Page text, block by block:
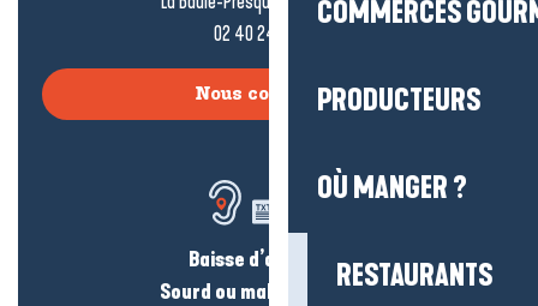
COMMERCES
PRODUCTEURS
OÙ MANGER ?
RESTAURANTS
02 40 24 34 44
Nous contacter
Baisse d’audition ?
Sourd ou malentendant ?